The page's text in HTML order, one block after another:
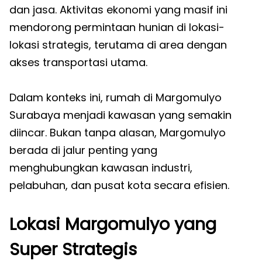
dan jasa. Aktivitas ekonomi yang masif ini
mendorong permintaan hunian di lokasi-
lokasi strategis, terutama di area dengan
akses transportasi utama.
Dalam konteks ini, rumah di Margomulyo
Surabaya menjadi kawasan yang semakin
diincar. Bukan tanpa alasan, Margomulyo
berada di jalur penting yang
menghubungkan kawasan industri,
pelabuhan, dan pusat kota secara efisien.
Lokasi Margomulyo yang
Super Strategis